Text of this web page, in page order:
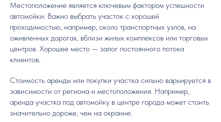
Местоположение является ключевым фактором успешности
автомойки. Важно выбрать участок с хорошей
проходимостью, например, около транспортных узлов, на
оживленных дорогах, вблизи жилых комплексов или торговых
центров. Хорошее место — залог постоянного потока
клиентов.
Стоимость аренды или покупки участка сильно варьируется в
зависимости от региона и местоположения. Например,
аренда участка под автомойку в центре города может стоить
значительно дороже, чем на окраине.